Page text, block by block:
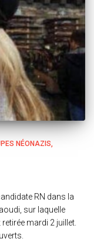
NÉONAZIS
RN dans la
sur laquelle
mardi 2 juillet.